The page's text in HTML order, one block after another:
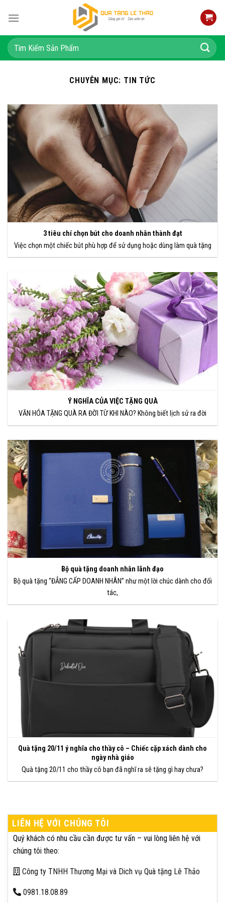
Tìm
kiếm:
CHUYÊN MỤC: TIN TỨC
3 tiêu chí chọn bút cho doanh nhân thành đạt
Việc chọn một chiếc bút phù hợp để sử dụng hoặc dùng làm quà tặng
Ý NGHĨA CỦA VIỆC TẶNG QUÀ
VĂN HÓA TẶNG QUÀ RA ĐỜI TỪ KHI NÀO? Không biết lịch sử ra đời
Bộ quà tặng doanh nhân lãnh đạo
Bộ quà tặng “ĐẲNG CẤP DOANH NHÂN” như một lời chúc dành cho đối
tác,
Quà tặng 20/11 ý nghĩa cho thầy cô – Chiếc cặp xách dành cho
ngày nhà giáo
Quà tặng 20/11 cho thầy cô bạn đã nghĩ ra sẽ tặng gì hay chưa?
LIÊN HỆ VỚI CHÚNG TÔI
Quý khách có nhu cầu cần được tư vấn – vui lòng liên hệ với
chúng tôi theo:
Công ty TNHH Thương Mại và Dich vụ Quà tặng Lê Thảo
0981.18.08.89